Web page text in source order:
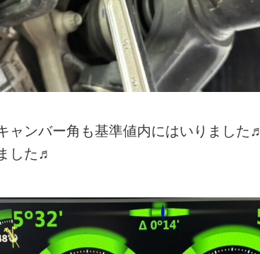
ャンバー角も基準値内にはいりました♬
した♬